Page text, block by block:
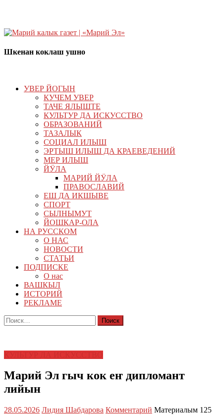
Шкенан коклаш ушно
УВЕР ЙОГЫН
КУЧЕМ УВЕР
ТАЧЕ ЯЛЫШТЕ
КУЛЬТУР ДА ИСКУССТВО
ОБРАЗОВАНИЙ
ТАЗАЛЫК
СОЦИАЛ ИЛЫШ
ЭРТЫШ ИЛЫШ ДА КРАЕВЕДЕНИЙ
МЕР ИЛЫШ
ЙӰЛА
МАРИЙ ЙӰЛА
ПРАВОСЛАВИЙ
ЕШ ДА ИКШЫВЕ
СПОРТ
СЫЛНЫМУТ
ЙОШКАР-ОЛА
НА РУССКОМ
О НАС
НОВОСТИ
СТАТЬИ
ПОДПИСКЕ
О нас
ВАШКЫЛ
ИСТОРИЙ
РЕКЛАМЕ
Найти:
Марий Эл гыч кок еҥ дипломант
лийын
28.05.2026 Лидия Шабдарова Комментарий Материалым 125